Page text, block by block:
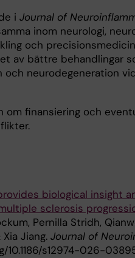
i Journal of
inom neurologi,
och
av bättre behandlingar
och neurodegeneration
om finansiering och
biological insight
sclerosis
Pernilla Stridh,
Jiang. Journal of
10.1186/s12974-026-